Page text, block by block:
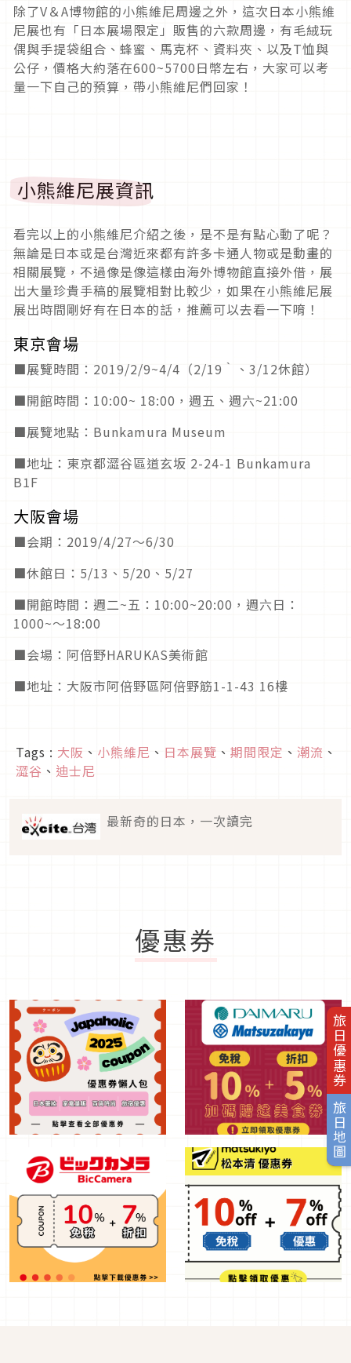
旅日優惠券
旅日地圖
除了V＆A博物館的小熊維尼周邊之外，這次日本小熊維
尼展也有「日本展場限定」販售的六款周邊，有毛絨玩
偶與手提袋組合、蜂蜜、馬克杯、資料夾、以及T恤與
公仔，價格大約落在600~5700日幣左右，大家可以考
量一下自己的預算，帶小熊維尼們回家！
小熊維尼展資訊
看完以上的小熊維尼介紹之後，是不是有點心動了呢？
無論是日本或是台灣近來都有許多卡通人物或是動畫的
相關展覽，不過像是像這樣由海外博物館直接外借，展
出大量珍貴手稿的展覽相對比較少，如果在小熊維尼展
展出時間剛好有在日本的話，推薦可以去看一下唷！
東京會場
■展覽時間：2019/2/9~4/4（2/19‵、3/12休館）
■開館時間：10:00~ 18:00，週五、週六~21:00
■展覽地點：Bunkamura Museum
■地址：東京都澀谷區道玄坂 2-24-1 Bunkamura
B1F
大阪會場
■会期：2019/4/27～6/30
■休館日：5/13、5/20、5/27
■開館時間：週二~五：10:00~20:00，週六日：
1000~〜18:00
■会場：阿倍野HARUKAS美術館
■地址：大阪市阿倍野區阿倍野筋1-1-43 16樓
Tags : 大阪 、 小熊維尼 、 日本展覽 、 期間限定 、 潮流 、
澀谷 、 迪士尼
最新奇的日本，一次讀完
優惠券